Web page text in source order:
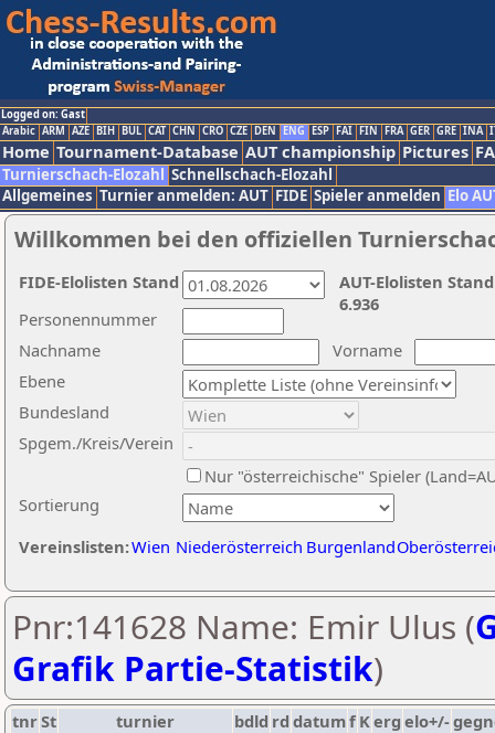
Logged on: Gast
Arabic ARM AZE BIH BUL CAT CHN CRO CZE DEN ENG ESP FAI FIN FRA GER GRE INA
Home Tournament-Database AUT championship Pictures
Turnierschach-Elozahl Schnellschach-Elozahl
Allgemeines Turnier anmelden: AUT FIDE Spieler anmelden Elo
Willkommen bei den offiziellen
Nachname
Vorname
Ebene
Sortierung
Personennummer
Bundesland
Spgem./Kreis/Verein
Nur "österreichische" Spieler
Vereinslisten:Wien Niederösterreich Burgenland
AUT-Elolisten
6.936
FIDE-Elolisten Stand
Pnr:141628 Name: Emir Ulus (
Grafik Partie-Statistik)
tnrSt turnier bdld rd datumf Kerg elo+/-